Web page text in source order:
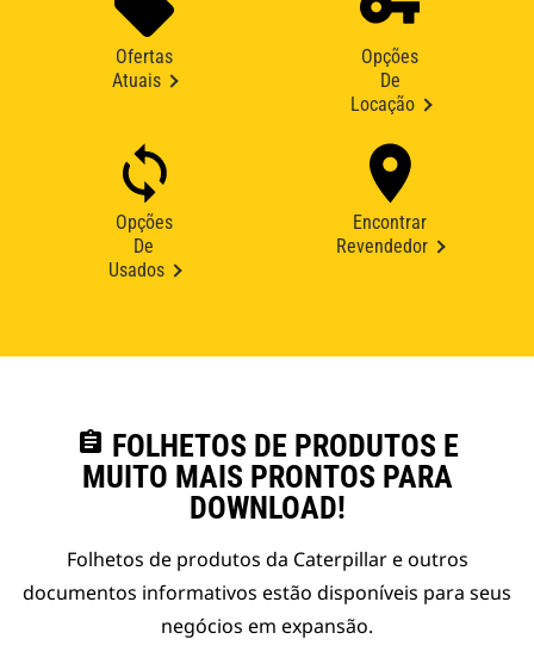
Ofertas
Atuais
Opções
De
Locação
Opções
De
Usados
Encontrar
Revendedor
assignment FOLHETOS DE PRODUTOS E
MUITO MAIS PRONTOS PARA
DOWNLOAD!
Folhetos de produtos da Caterpillar e outros
documentos informativos estão disponíveis para seus
negócios em expansão.